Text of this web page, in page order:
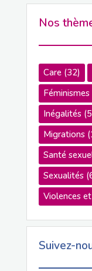
Nos
Care(32)
Féminismes
Inégalités
Migrations
Santé
Sexualités
Violences
Suivez-